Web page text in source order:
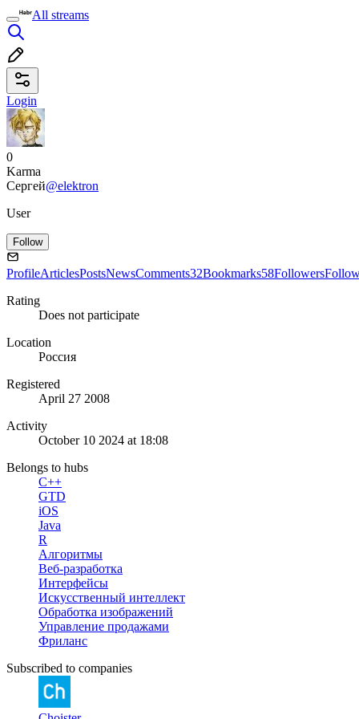
All streams
Login
0
Karma
Сергей@elektron
User
Follow
ProfileArticlesPostsNewsComments32Bookmarks58Followers
Rating
Does not participate
Location
Россия
Registered
April 27 2008
Activity
October 10 2024 at 18:08
Belongs to hubs
C++
GTD
iOS
Java
R
Алгоритмы
Веб-разработка
Интерфейсы
Искусственный интеллект
Обработка изображений
Управление продажами
Фриланс
Subscribed to companies